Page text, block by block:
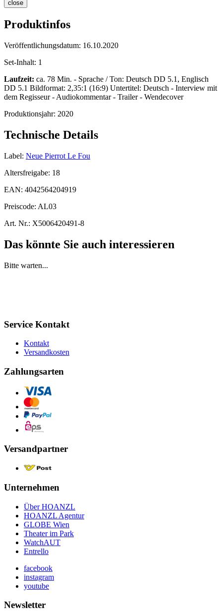
close
Produktinfos
Veröffentlichungsdatum: 16.10.2020
Set-Inhalt: 1
Laufzeit: ca. 78 Min. - Sprache / Ton: Deutsch DD 5.1, Englisch
DD 5.1 Bildformat: 2,35:1 (16:9) Untertitel: Deutsch - Interview mit
dem Regisseur - Audiokommentar - Trailer - Wendecover
Produktionsjahr: 2020
Technische Details
Label: Neue Pierrot Le Fou
Altersfreigabe: 18
EAN: 4042564204919
Preiscode: AL03
Art. Nr.: X5006420491-8
Das könnte Sie auch interessieren
Bitte warten...
Service Kontakt
Kontakt
Versandkosten
Zahlungsarten
Versandpartner
Unternehmen
Über HOANZL
HOANZL Agentur
GLOBE Wien
Theater im Park
WatchAUT
Entrello
facebook
instagram
youtube
Newsletter